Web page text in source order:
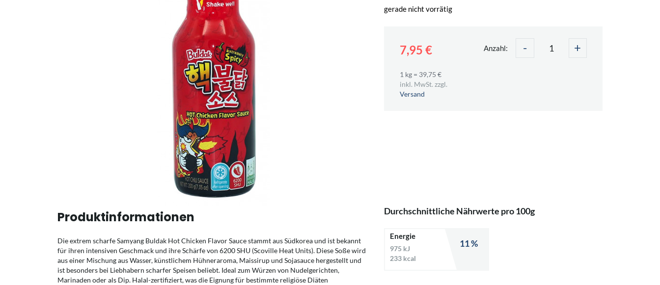
gerade nicht vorrätig
7,95 € Anzahl: - +
1 kg = 39,75 €
inkl. MwSt. zzgl.
Versand
Produktinformationen
Die extrem scharfe Samyang Buldak Hot Chicken Flavor Sauce stammt aus Südkorea und ist bekannt
für ihren intensiven Geschmack und ihre Schärfe von 6200 SHU (Scoville Heat Units). Diese Soße wird
aus einer Mischung aus Wasser, künstlichem Hühneraroma, Maissirup und Sojasauce hergestellt und
ist besonders bei Liebhabern scharfer Speisen beliebt. Ideal zum Würzen von Nudelgerichten,
Marinaden oder als Dip. Halal-zertifiziert, was die Eignung für bestimmte religiöse Diäten
Durchschnittliche Nährwerte pro 100g
Energie
975 kJ
233 kcal
11 %